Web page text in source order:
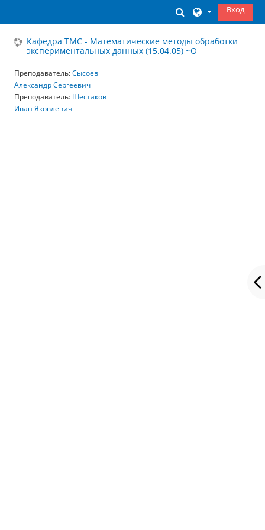
ИзменитьВход
Кафедра ТМС - Математические методы обработки
экспериментальных данных (15.04.05) ~О
Преподаватель:Сысоев
Александр Сергеевич
Преподаватель: Шестаков
Иван Яковлевич